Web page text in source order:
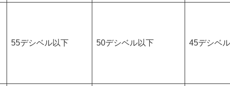
55デシベル以下 50デシベル以下 45デシベ